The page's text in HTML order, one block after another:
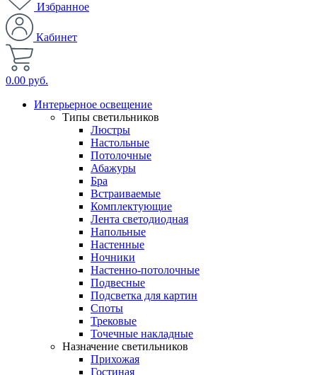
Избранное
Кабинет
0.00 руб.
Интерьерное освещение
Типы светильников
Люстры
Настольные
Потолочные
Абажуры
Бра
Встраиваемые
Комплектующие
Лента светодиодная
Напольные
Настенные
Ночники
Настенно-потолочные
Подвесные
Подсветка для картин
Споты
Трековые
Точечные накладные
Назначение светильников
Прихожая
Гостиная